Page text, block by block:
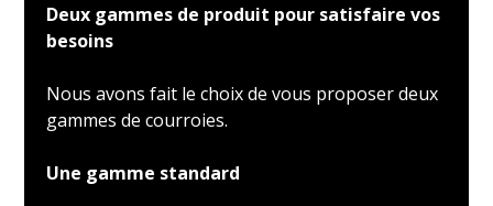
Deux gammes de produit pour satisfaire vos
besoins
Nous avons fait le choix de vous proposer deux
gammes de courroies.
Une gamme standard